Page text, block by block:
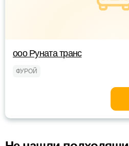
ооо Руната транс
ФУРОЙ